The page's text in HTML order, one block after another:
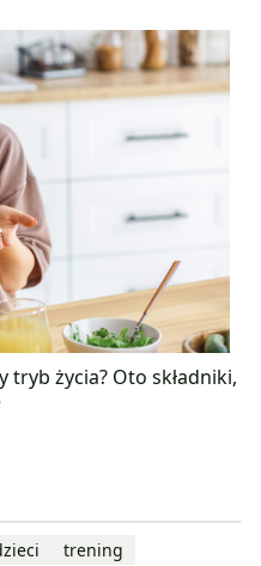
tryb życia? Oto składniki,
trening